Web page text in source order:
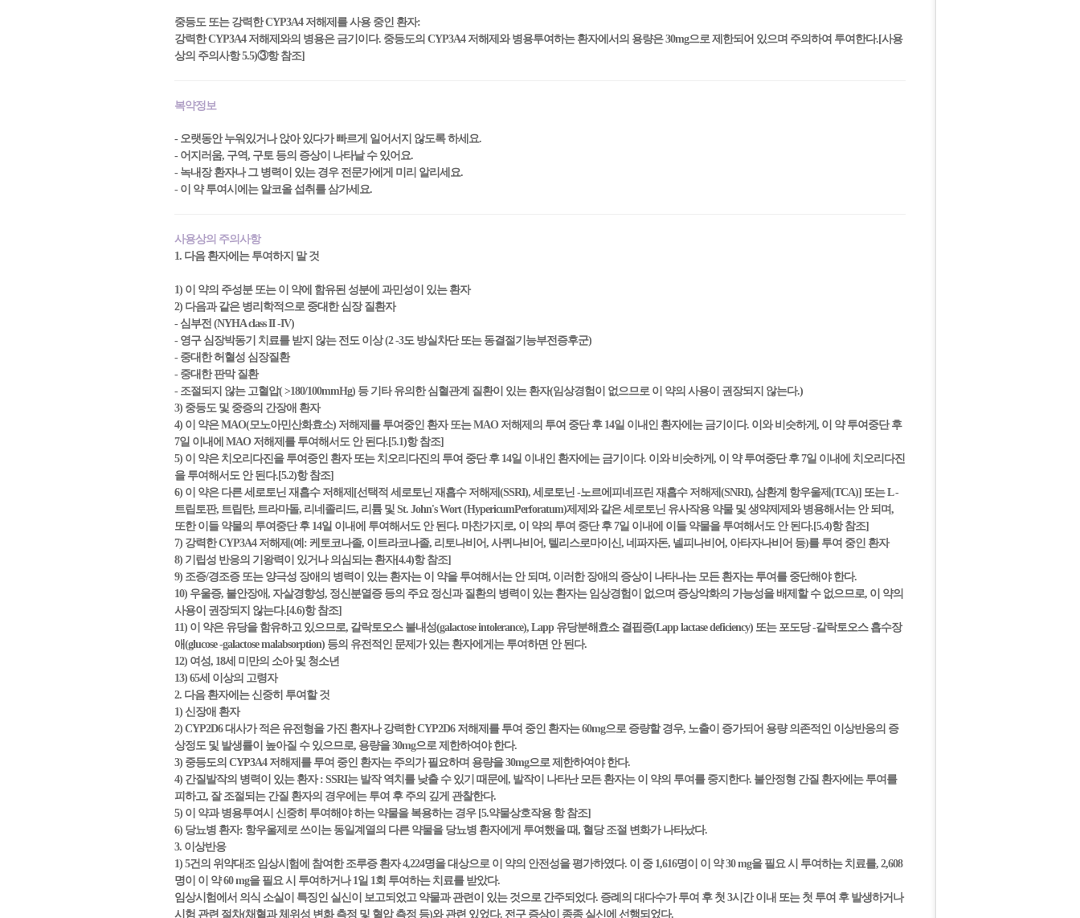
중등도 또는 강력한 CYP3A4 저해제를 사용 중인 환자:
강력한 CYP3A4 저해제와의 병용은 금기이다. 중등도의 CYP3A4 저해제와 병용투여하는 환자에서의 용량은 30mg으로 제한되어 있으며 주의하여 투여한다.[사용
상의 주의사항 5.5)③항 참조]
복약정보
- 오랫동안 누워있거나 앉아 있다가 빠르게 일어서지 않도록 하세요.
- 어지러움, 구역, 구토 등의 증상이 나타날 수 있어요.
- 녹내장 환자나 그 병력이 있는 경우 전문가에게 미리 알리세요.
- 이 약 투여시에는 알코올 섭취를 삼가세요.
사용상의 주의사항
1. 다음 환자에는 투여하지 말 것
1) 이 약의 주성분 또는 이 약에 함유된 성분에 과민성이 있는 환자
2) 다음과 같은 병리학적으로 중대한 심장 질환자
- 심부전 (NYHA class II -IV)
- 영구 심장박동기 치료를 받지 않는 전도 이상 (2 -3도 방실차단 또는 동결절기능부전증후군)
- 중대한 허혈성 심장질환
- 중대한 판막 질환
- 조절되지 않는 고혈압( >180/100mmHg) 등 기타 유의한 심혈관계 질환이 있는 환자(임상경험이 없으므로 이 약의 사용이 권장되지 않는다.)
3) 중등도 및 중증의 간장애 환자
4) 이 약은 MAO(모노아민산화효소) 저해제를 투여중인 환자 또는 MAO 저해제의 투여 중단 후 14일 이내인 환자에는 금기이다. 이와 비슷하게, 이 약 투여중단 후
7일 이내에 MAO 저해제를 투여해서도 안 된다.[5.1)항 참조]
5) 이 약은 치오리다진을 투여중인 환자 또는 치오리다진의 투여 중단 후 14일 이내인 환자에는 금기이다. 이와 비슷하게, 이 약 투여중단 후 7일 이내에 치오리다진
을 투여해서도 안 된다.[5.2)항 참조]
6) 이 약은 다른 세로토닌 재흡수 저해제[선택적 세로토닌 재흡수 저해제(SSRI), 세로토닌 -노르에피네프린 재흡수 저해제(SNRI), 삼환계 항우울제(TCA)] 또는 L -
트립토판, 트립탄, 트라마돌, 리네졸리드, 리튬 및 St. John's Wort (HypericumPerforatum)제제와 같은 세로토닌 유사작용 약물 및 생약제제와 병용해서는 안 되며,
또한 이들 약물의 투여중단 후 14일 이내에 투여해서도 안 된다. 마찬가지로, 이 약의 투여 중단 후 7일 이내에 이들 약물을 투여해서도 안 된다.[5.4)항 참조]
7) 강력한 CYP3A4 저해제(예: 케토코나졸, 이트라코나졸, 리토나비어, 사퀴나비어, 텔리스로마이신, 네파자돈, 넬피나비어, 아타자나비어 등)를 투여 중인 환자
8) 기립성 반응의 기왕력이 있거나 의심되는 환자[4.4)항 참조]
9) 조증/경조증 또는 양극성 장애의 병력이 있는 환자는 이 약을 투여해서는 안 되며, 이러한 장애의 증상이 나타나는 모든 환자는 투여를 중단해야 한다.
10) 우울증, 불안장애, 자살경향성, 정신분열증 등의 주요 정신과 질환의 병력이 있는 환자는 임상경험이 없으며 증상악화의 가능성을 배제할 수 없으므로, 이 약의
사용이 권장되지 않는다.[4.6)항 참조]
11) 이 약은 유당을 함유하고 있으므로, 갈락토오스 불내성(galactose intolerance), Lapp 유당분해효소 결핍증(Lapp lactase deficiency) 또는 포도당 -갈락토오스 흡수장
애(glucose -galactose malabsorption) 등의 유전적인 문제가 있는 환자에게는 투여하면 안 된다.
12) 여성, 18세 미만의 소아 및 청소년
13) 65세 이상의 고령자
2. 다음 환자에는 신중히 투여할 것
1) 신장애 환자
2) CYP2D6 대사가 적은 유전형을 가진 환자나 강력한 CYP2D6 저해제를 투여 중인 환자는 60mg으로 증량할 경우, 노출이 증가되어 용량 의존적인 이상반응의 증
상정도 및 발생률이 높아질 수 있으므로, 용량을 30mg으로 제한하여야 한다.
3) 중등도의 CYP3A4 저해제를 투여 중인 환자는 주의가 필요하며 용량을 30mg으로 제한하여야 한다.
4) 간질발작의 병력이 있는 환자 : SSRI는 발작 역치를 낮출 수 있기 때문에, 발작이 나타난 모든 환자는 이 약의 투여를 중지한다. 불안정형 간질 환자에는 투여를
피하고, 잘 조절되는 간질 환자의 경우에는 투여 후 주의 깊게 관찰한다.
5) 이 약과 병용투여시 신중히 투여해야 하는 약물을 복용하는 경우 [5.약물상호작용 항 참조]
6) 당뇨병 환자: 항우울제로 쓰이는 동일계열의 다른 약물을 당뇨병 환자에게 투여했을 때, 혈당 조절 변화가 나타났다.
3. 이상반응
1) 5건의 위약대조 임상시험에 참여한 조루증 환자 4,224명을 대상으로 이 약의 안전성을 평가하였다. 이 중 1,616명이 이 약 30 mg을 필요 시 투여하는 치료를, 2,608
명이 이 약 60 mg을 필요 시 투여하거나 1일 1회 투여하는 치료를 받았다.
임상시험에서 의식 소실이 특징인 실신이 보고되었고 약물과 관련이 있는 것으로 간주되었다. 증례의 대다수가 투여 후 첫 3시간 이내 또는 첫 투여 후 발생하거나
시험 관련 절차(채혈과 체위성 변화 측정 및 혈압 측정 등)와 관련 있었다. 전구 증상이 종종 실신에 선행되었다.